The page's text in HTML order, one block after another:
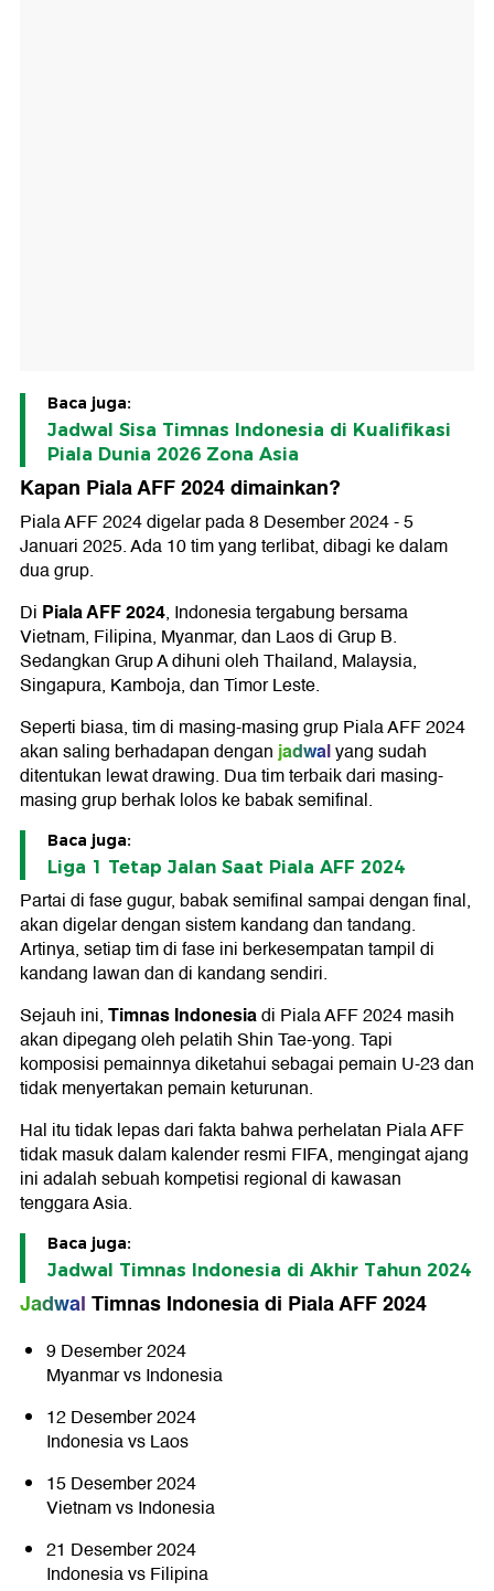
Baca juga:
Jadwal Sisa Timnas Indonesia di Kualifikasi
Piala Dunia 2026 Zona Asia
Kapan Piala AFF 2024 dimainkan?
Piala AFF 2024 digelar pada 8 Desember 2024 - 5
Januari 2025. Ada 10 tim yang terlibat, dibagi ke dalam
dua grup.
Di Piala AFF 2024, Indonesia tergabung bersama
Vietnam, Filipina, Myanmar, dan Laos di Grup B.
Sedangkan Grup A dihuni oleh Thailand, Malaysia,
Singapura, Kamboja, dan Timor Leste.
Seperti biasa, tim di masing-masing grup Piala AFF 2024
akan saling berhadapan denganjadwalyang sudah
ditentukan lewat drawing. Dua tim terbaik dari masing-
masing grup berhak lolos ke babak semifinal.
Baca juga:
Liga 1 Tetap Jalan Saat Piala AFF 2024
Partai di fase gugur, babak semifinal sampai dengan final,
akan digelar dengan sistem kandang dan tandang.
Artinya, setiap tim di fase ini berkesempatan tampil di
kandang lawan dan di kandang sendiri.
Sejauh ini,Timnas Indonesiadi Piala AFF 2024 masih
akan dipegang oleh pelatih Shin Tae-yong. Tapi
komposisi pemainnya diketahui sebagai pemain U-23 dan
tidak menyertakan pemain keturunan.
Hal itu tidak lepas dari fakta bahwa perhelatan Piala AFF
tidak masuk dalam kalender resmi FIFA, mengingat ajang
ini adalah sebuah kompetisi regional di kawasan
tenggara Asia.
Baca juga:
Jadwal Timnas Indonesia di Akhir Tahun 2024
Jadwal Timnas Indonesia di Piala AFF 2024
9 Desember 2024
Myanmar vs Indonesia
12 Desember 2024
Indonesia vs Laos
15 Desember 2024
Vietnam vs Indonesia
21 Desember 2024
Indonesia vs Filipina